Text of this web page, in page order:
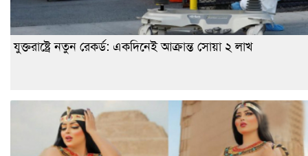
যুক্তরাষ্ট্রে নতুন রেকর্ড: একদিনেই আক্রান্ত সোয়া ২ লাখ